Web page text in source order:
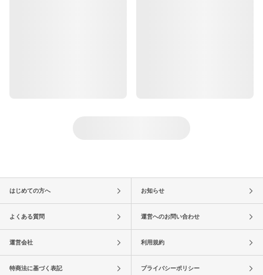
はじめての方へ お知らせ
よくある質問 運営へのお問い合わせ
運営会社 利用規約
特商法に基づく表記 プライバシーポリシー